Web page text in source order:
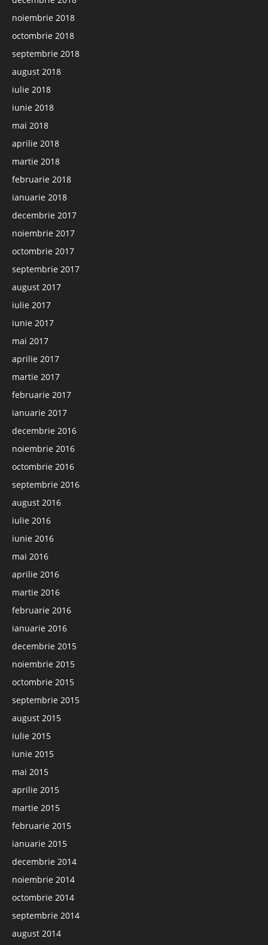
noiembrie 2018
octombrie 2018
septembrie 2018
august 2018
iulie 2018
iunie 2018
mai 2018
aprilie 2018
martie 2018
februarie 2018
ianuarie 2018
decembrie 2017
noiembrie 2017
octombrie 2017
septembrie 2017
august 2017
iulie 2017
iunie 2017
mai 2017
aprilie 2017
martie 2017
februarie 2017
ianuarie 2017
decembrie 2016
noiembrie 2016
octombrie 2016
septembrie 2016
august 2016
iulie 2016
iunie 2016
mai 2016
aprilie 2016
martie 2016
februarie 2016
ianuarie 2016
decembrie 2015
noiembrie 2015
octombrie 2015
septembrie 2015
august 2015
iulie 2015
iunie 2015
mai 2015
aprilie 2015
martie 2015
februarie 2015
ianuarie 2015
decembrie 2014
noiembrie 2014
octombrie 2014
septembrie 2014
august 2014